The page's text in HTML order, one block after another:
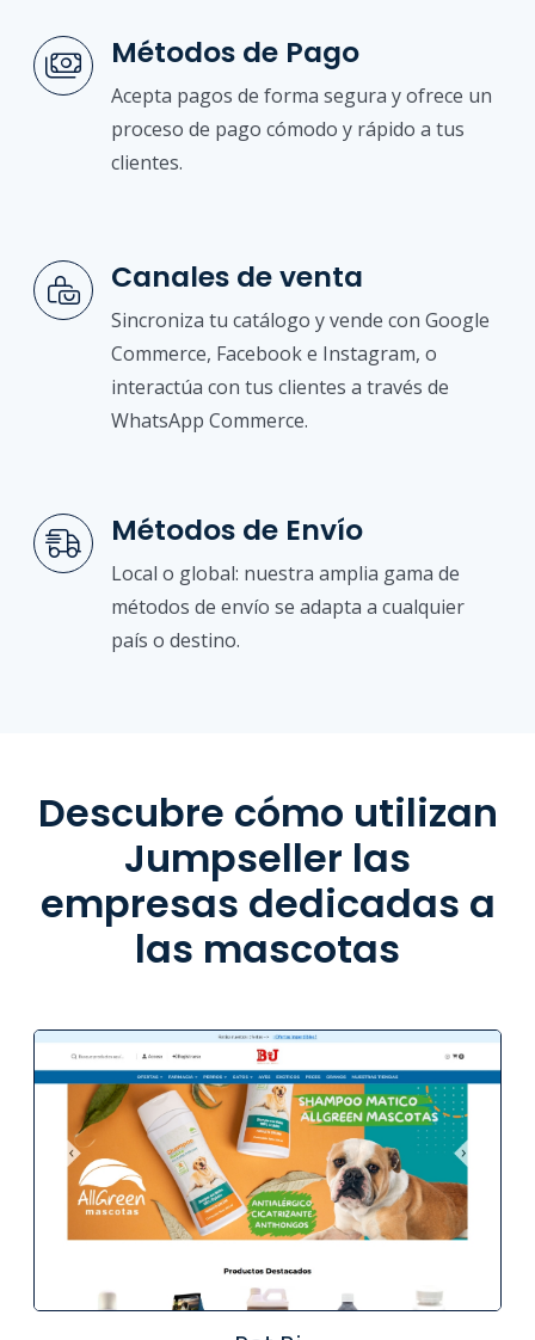
Métodos de Pago
Acepta pagos de forma segura y ofrece un
proceso de pago cómodo y rápido a tus
clientes.
Canales de venta
Sincroniza tu catálogo y vende con Google
Commerce, Facebook e Instagram, o
interactúa con tus clientes a través de
WhatsApp Commerce.
Métodos de Envío
Local o global: nuestra amplia gama de
métodos de envío se adapta a cualquier
país o destino.
Descubre cómo utilizan
Jumpseller las
empresas dedicadas a
las mascotas